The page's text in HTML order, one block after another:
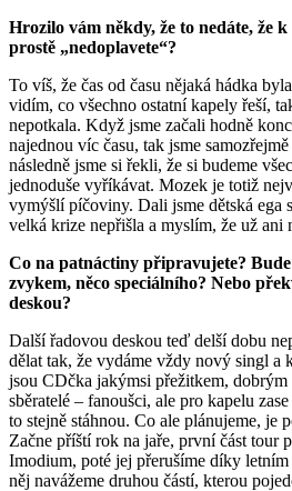
Hrozilo vám někdy, že to nedáte, že
prostě „nedoplavete“?
To víš, že čas od času nějaká hádka
vidím, co všechno ostatní kapely řeší,
nepotkala. Když jsme začali hodně
najednou víc času, tak jsme
následně jsme si řekli, že si budeme
jednoduše vyříkávat. Mozek je totiž
vymýšlí píčoviny. Dali jsme dětská ega
velká krize nepřišla a myslím, že už ani
Co na patnáctiny připravujete?
zvykem, něco speciálního? Nebo
deskou?
Další řadovou deskou teď delší dobu
dělat tak, že vydáme vždy nový singl a
jsou CDčka jakýmsi přežitkem,
sběratelé – fanoušci, ale pro kapelu
to stejně stáhnou. Co ale plánujeme, je
Začne příští rok na jaře, první část tour
Imodium, poté jej přerušíme díky
něj navážeme druhou částí, kterou